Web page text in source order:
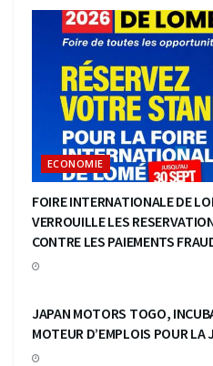
ECONOMIE
FOIRE INTERNATIONALE DE
VERROUILLE LES
CONTRE LES PAIEMENTS
JAPAN MOTORS TOGO,
MOTEUR D’EMPLOIS POUR LA